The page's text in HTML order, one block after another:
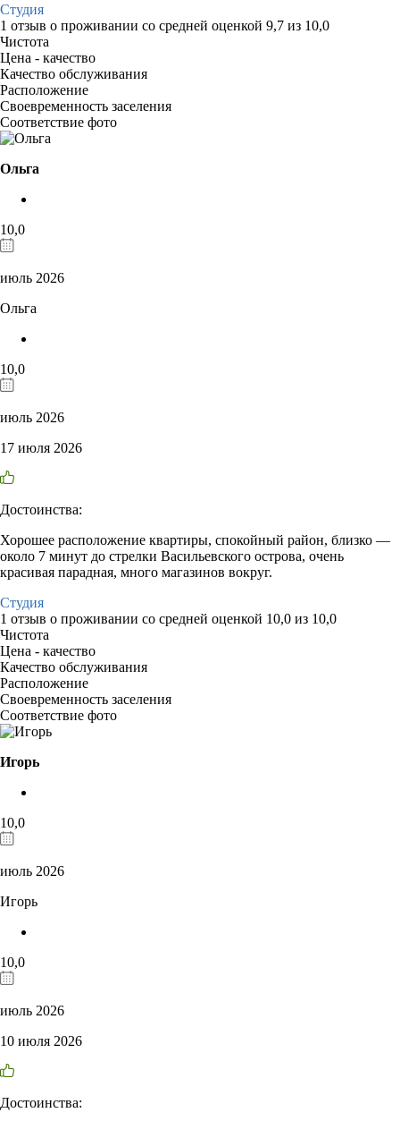
Студия
1 отзыв о проживании со средней оценкой 9,7 из 10,0
Чистота
Цена - качество
Качество обслуживания
Расположение
Своевременность заселения
Соответствие фото
Ольга
10,0
июль 2026
Ольга
10,0
июль 2026
17 июля 2026
Достоинства:
Хорошее расположение квартиры, спокойный район, близко —
около 7 минут до стрелки Васильевского острова, очень
красивая парадная, много магазинов вокруг.
Студия
1 отзыв о проживании со средней оценкой 10,0 из 10,0
Чистота
Цена - качество
Качество обслуживания
Расположение
Своевременность заселения
Соответствие фото
Игорь
10,0
июль 2026
Игорь
10,0
июль 2026
10 июля 2026
Достоинства: